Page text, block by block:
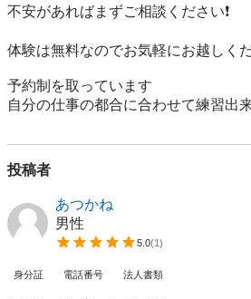
不安があればまずご相談ください❗️
体験は無料なのでお気軽にお越しく
予約制を取っています
自分の仕事の都合に合わせて練習出
投稿者
あつかね
男性
5.0(1)
身分証 電話番号 法人書類